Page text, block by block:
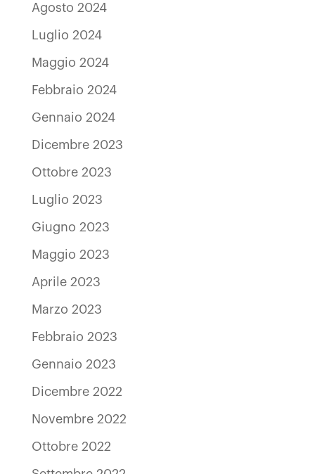
Agosto 2024
Luglio 2024
Maggio 2024
Febbraio 2024
Gennaio 2024
Dicembre 2023
Ottobre 2023
Luglio 2023
Giugno 2023
Maggio 2023
Aprile 2023
Marzo 2023
Febbraio 2023
Gennaio 2023
Dicembre 2022
Novembre 2022
Ottobre 2022